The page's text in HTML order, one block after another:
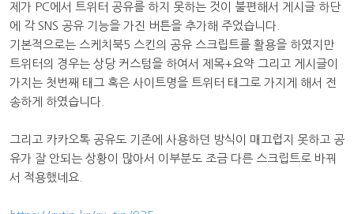
제가 PC에서 트위터 공유를 하지 못하는 것이 불편해서 게시글 하단
에 각 SNS 공유 기능을 가진 버튼을 추가해 주었습니다.
기본적으로는 스케치북5 스킨의 공유 스크립트를 활용을 하였지만
트위터의 경우는 상당 커스텀을 하여서 제목+요약 그리고 게시글이
가지는 첫번째 태그 혹은 사이트명을 트위터 태그로 가지게 해서 전
송하게 하였습니다.
그리고 카카오톡 공유도 기존에 사용하던 방식이 매끄럽지 못하고 공
유가 잘 안되는 상황이 많아서 이부분도 조금 다른 스크립트로 바꿔
서 적용했네요.